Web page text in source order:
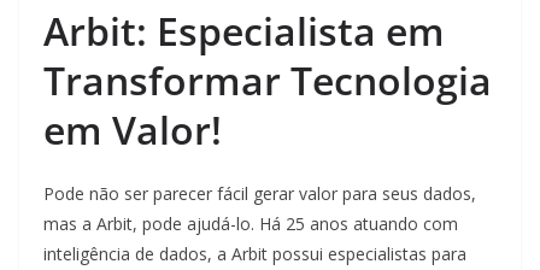
Arbit: Especialista em
Transformar Tecnologia
em Valor!
Pode não ser parecer fácil gerar valor para seus dados,
mas a Arbit, pode ajudá-lo. Há 25 anos atuando com
inteligência de dados, a Arbit possui especialistas para